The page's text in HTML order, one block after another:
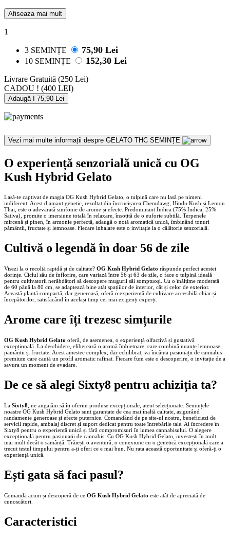
Afiseaza mai mult
1
3 SEMINȚE 75,90 Lei
10 SEMINȚE 152,30 Lei
Livrare Gratuită (250 Lei)
CADOU ! (400 LEI)
Adaugă I 75,90 Lei
Vezi mai multe informații despre GELATO THC SEMINȚE
O experiență senzorială unică cu OG
Kush Hybrid Gelato
Lasă-te captivat de magia OG Kush Hybrid Gelato, o tulpină care nu lasă pe nimeni
indiferent. Acest diamant genetic, rezultat din încrucișarea Chemdawg, Hindu Kush și Lemon
Thai, este o adevărată simfonie de arome și efecte. Predominant Indica (75% Indica, 25%
Sativa), promite o imersiune totală în relaxare, însoțită de o euforie subtilă. Terpenele
mircenă și pinen, în armonie perfectă, adaugă o notă aromatică unică, îmbinând tonuri
pământii, fructate și lemnoase. Fiecare inhalare este o invitație la o călătorie senzorială.
Cultivă o legendă în doar 56 de zile
Visezi la o recoltă rapidă și de calitate? OG Kush Hybrid Gelato răspunde perfect acestei
dorințe. Ciclul său de înflorire, care variază între 56 și 63 de zile, o face o tulpină ideală
pentru cultivatorii nerăbdători să descopere mugurii săi somptuoși. Cu o înălțime moderată
de 60 până la 80 cm, se adaptează bine atât spațiilor de interior, cât și celor de exterior.
Această plantă compactă, dar generoasă, oferă o experiență de cultivare accesibilă chiar și
începătorilor, satisfăcând în același timp cei mai exigenți experți.
Arome care îți trezesc simțurile
OG Kush Hybrid Gelato oferă, de asemenea, o experiență olfactivă și gustativă
excepțională. La deschidere, eliberează o aromă îmbietoare, care combină nuanțe lemnoase,
pământii și fructate. Acest amestec complex, dar echilibrat, va încânta pasionații de cannabis
premium care caută un profil aromatic rafinat. Fiecare fum este o descoperire, o invitație de a
savura un moment de evadare.
De ce să alegi Sixty8 pentru achiziția ta?
La Sixty8 , ne angajăm să îți oferim produse excepționale, atent selecționate. Semințele
noastre OG Kush Hybrid Gelato sunt garantate de cea mai înaltă calitate, asigurând
randamente generoase și efecte puternice. Comandând de pe site-ul nostru, beneficiezi de
servicii rapide, ambalaj discret și suport dedicat pentru toate întrebările tale. Ai încredere în
Sixty8 pentru o experiență unică și fără compromisuri în lumea cannabisului. O alegere
excepțională pentru pasionații de cannabis. Cu OG Kush Hybrid Gelato, investești în mult
mai mult decât o sămânță. Trăiești o aventură, o conexiune cu o genetică excepțională care a
trecut testul timpului pentru a-ți oferi ce e mai bun. Nu rata această oportunitate și oferă-ți o
experiență unică.
Ești gata să faci pasul?
Comandă acum și descoperă de ce OG Kush Hybrid Gelato este atât de apreciată de
cunoscători.
Caracteristici